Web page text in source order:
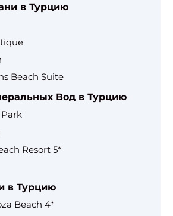
в Турцию
Beach Suite
Вод в Турцию
Resort 5*
в Турцию
Beach 4*